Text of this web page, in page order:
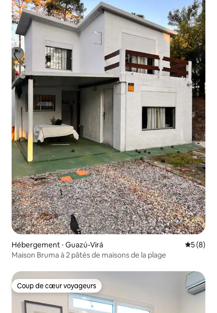
Hébergement ⋅ Guazú-Virá
5 (8)
Maison Bruma à 2 pâtés de maisons de la plage
Coup de cœur voyageurs
Coup de cœur voyageurs